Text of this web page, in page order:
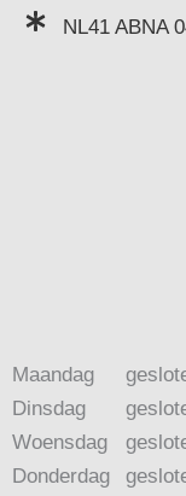
NL41 ABNA
Maandag
Dinsdag
Woensdag
Donderdag